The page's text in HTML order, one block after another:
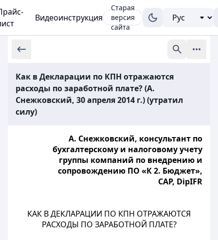
Видеоинструкция
Старая
версия
сайта
Как в Декларации по КПН отражаются
расходы по заработной плате? (А.
Снежковский, 30 апреля 2014 г.) (утратил
силу)
А. Снежковский, консультант по
бухгалтерскому и налоговому учету
группы компаний по внедрению и
сопровождению ПО «К 2. Бюджет»,
САР, DipIFR
КАК В ДЕКЛАРАЦИИ ПО КПН ОТРАЖАЮТСЯ
РАСХОДЫ ПО ЗАРАБОТНОЙ ПЛАТЕ?